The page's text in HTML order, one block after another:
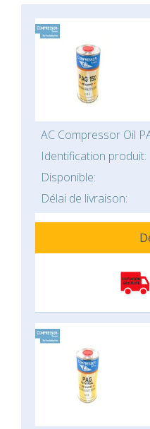
AC Compressor Oil
Identification produit:
Disponible:
Délai de livraison: